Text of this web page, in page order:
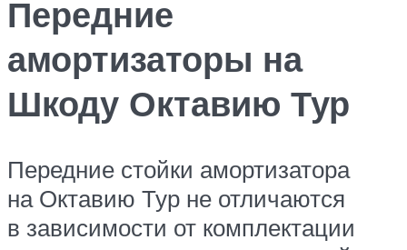
Передние
амортизаторы на
Шкоду Октавию Тур
Передние стойки амортизатора
на Октавию Тур не отличаются
в зависимости от комплектации